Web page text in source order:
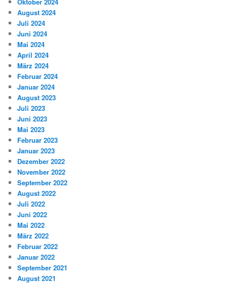
Oktober 2024
August 2024
Juli 2024
Juni 2024
Mai 2024
April 2024
März 2024
Februar 2024
Januar 2024
August 2023
Juli 2023
Juni 2023
Mai 2023
Februar 2023
Januar 2023
Dezember 2022
November 2022
September 2022
August 2022
Juli 2022
Juni 2022
Mai 2022
März 2022
Februar 2022
Januar 2022
September 2021
August 2021